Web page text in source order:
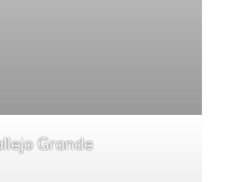
Grande